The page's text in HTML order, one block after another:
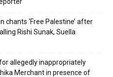
chants ‘Free Palestine’ after
Rishi Sunak, Suella
allegedly inappropriately
Merchant in presence of